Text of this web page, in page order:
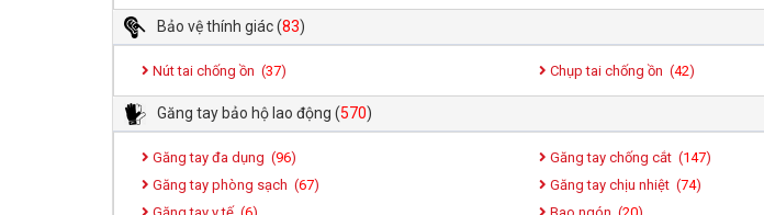
Bảo vệ thính giác(83)
Nút tai chống ồn (37) Chụp tai chống ồn (42)
Găng tay bảo hộ lao động (570)
Găng tay đa dụng (96) Găng tay chống cắt (147)
Găng tay phòng sạch (67) Găng tay chịu nhiệt (74)